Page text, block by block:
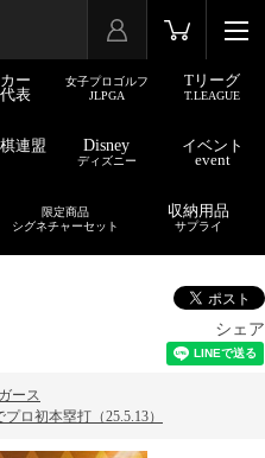
ー
表
女子プロゴルフ
JLPGA
Tリーグ
T.LEAGUE
連盟 Disney
ディズニー
イベント
event
限定商品
シグネチャーセット
収納用品
サプライ
シェア
ース
ロ初本塁打（25.5.13）